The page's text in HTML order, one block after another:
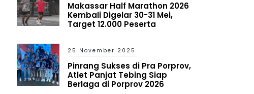
Makassar Half Marathon 2026
Kembali Digelar 30-31 Mei,
Target 12.000 Peserta
25 November 2025
Pinrang Sukses di Pra Porprov,
Atlet Panjat Tebing Siap
Berlaga di Porprov 2026